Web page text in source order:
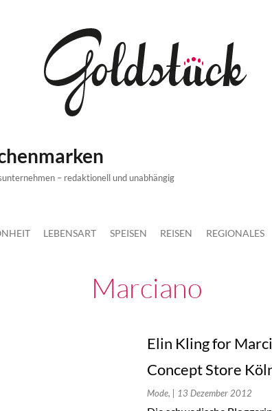
– redaktionell und unabhängig
LEBENSART SPEISEN REISEN REGIONALES
Marciano
Elin Kling for
Concept Store
Mode, | 13 Dezember 2012